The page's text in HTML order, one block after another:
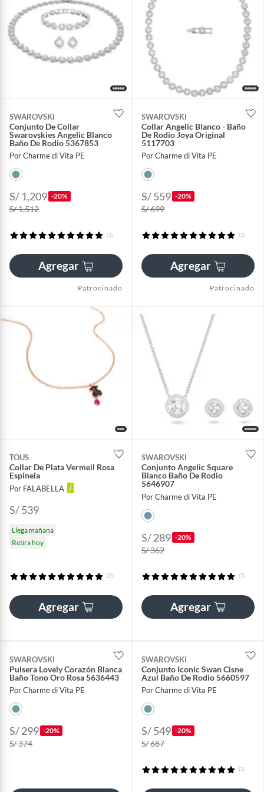
SWAROVSKI
Conjunto De Collar
Swarovskies Angelic Blanco
Baño De Rodio 5367853
Por Charme di Vita PE
S/ 1,209 -20%
S/ 1,512
(3)
Agregar
Patrocinado
SWAROVSKI
Collar Angelic Blanco - Baño
De Rodio Joya Original
5117703
Por Charme di Vita PE
S/ 559 -20%
S/ 699
(3)
Agregar
Patrocinado
TOUS
Collar De Plata Vermeil Rosa
Espinela
Por FALABELLA
S/ 539
Llega mañana
Retira hoy
(2)
Agregar
SWAROVSKI
Conjunto Angelic Square
Blanco Baño De Rodio
5646907
Por Charme di Vita PE
S/ 289 -20%
S/ 362
(5)
Agregar
SWAROVSKI
Pulsera Lovely Corazón Blanca
Baño Tono Oro Rosa 5636443
Por Charme di Vita PE
S/ 299 -20%
S/ 374
SWAROVSKI
Conjunto Iconic Swan Cisne
Azul Baño De Rodio 5660597
Por Charme di Vita PE
S/ 549 -20%
S/ 687
(1)